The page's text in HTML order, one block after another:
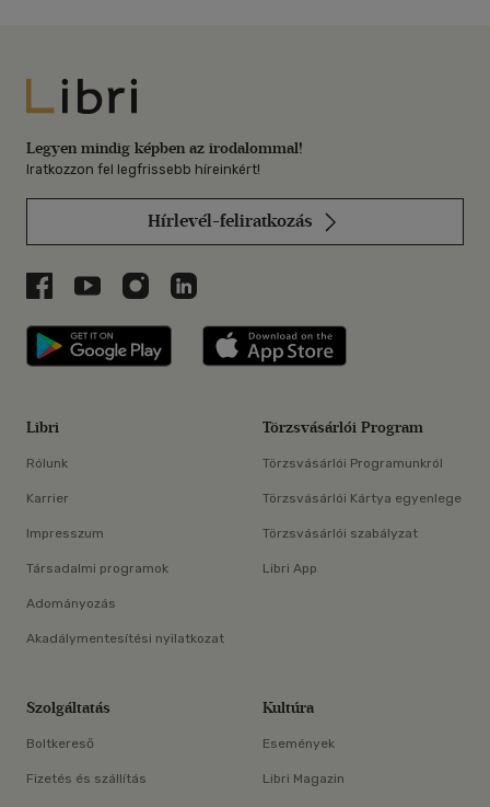
Libri
Legyen mindig képben az irodalommal!
Iratkozzon fel legfrissebb híreinkért!
Hírlevél-feliratkozás
Libri a Facebookon
Libri a Youtube-on
Libri az Instagramon
Libri a LinkedInen
Libri applikáció Szerezd meg: Google
Libri
Rólunk
Karrier
Impresszum
Társadalmi programok
Adományozás
Akadálymentesítési nyilatkozat
Törzsvásárlói Program
Törzsvásárlói Programunkról
Törzsvásárlói Kártya egyenlege
Törzsvásárlói szabályzat
Libri App
Szolgáltatás
Boltkereső
Fizetés és szállítás
Kultúra
Események
Libri Magazin